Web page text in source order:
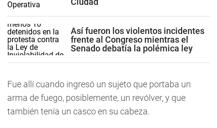
Así fueron los violentos incidentes
frente al Congreso mientras el
Senado debatía la polémica ley
Fue allí cuando ingresó un sujeto que portaba un
arma de fuego, posiblemente, un revólver, y que
también tenía un casco en su cabeza.